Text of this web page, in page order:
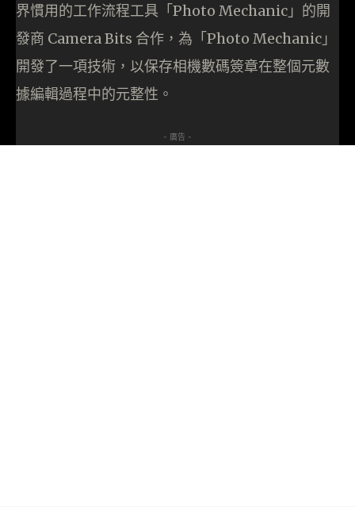
界慣用的工作流程工具「Photo Mechanic」的開
發商 Camera Bits 合作，為「Photo Mechanic」
開發了一項技術，以保存相機數碼簽章在整個元數
據編輯過程中的元整性。
- 廣告 -